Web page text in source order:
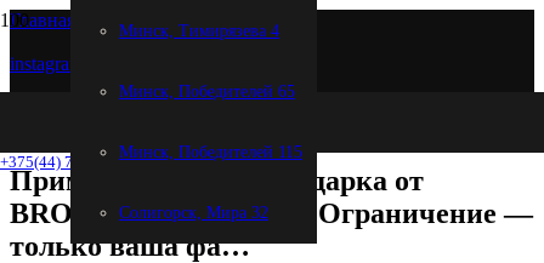
Минск, Тимирязева 4
Минск, Победителей 65
Минск, Победителей 115
Солигорск, Мира 32
+375(44) 720-68-69
Главная
instagram
Пример того самого подарка от BROCK «собери сам» .
Пример того самого подарка от
BROCK «собери сам» . Ограничение —
только ваша фа…